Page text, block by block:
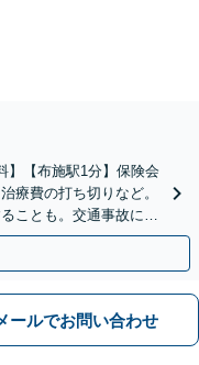
】【布施駅1分】保険会
療費の打ち切りなど。
ことも。交通事故に直
】
ールでお問い合わせ